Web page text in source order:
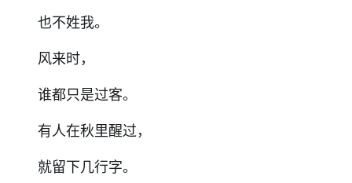
也不姓我。
风来时，
谁都只是过客。
有人在秋里醒过，
就留下几行字。